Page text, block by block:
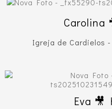
Carolina
Igreja de Cardielos
Eva 🎥